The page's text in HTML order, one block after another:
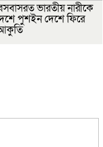
ভারতীয় নারীকে
পুশইন দেশে ফিরে